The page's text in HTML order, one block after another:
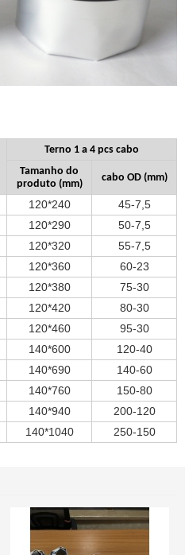
Terno 1 a 4 pcs cabo
Tamanho do
produto (mm)
cabo OD (mm)
120*240
45-7,5
120*290
50-7,5
120*320
55-7,5
120*360
60-23
120*380
75-30
120*420
80-30
120*460
95-30
140*600
120-40
140*690
140-60
140*760
150-80
140*940
200-120
140*1040 250-150